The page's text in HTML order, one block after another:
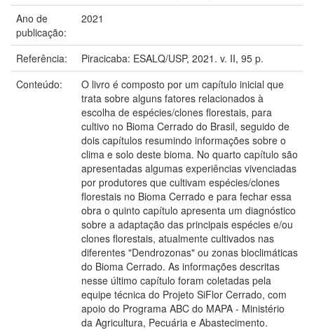
Ano de
publicação:
2021
Referência:
Piracicaba: ESALQ/USP, 2021. v. II, 95 p.
Conteúdo:
O livro é composto por um capítulo inicial que
trata sobre alguns fatores relacionados à
escolha de espécies/clones florestais, para
cultivo no Bioma Cerrado do Brasil, seguido de
dois capítulos resumindo informações sobre o
clima e solo deste bioma. No quarto capítulo são
apresentadas algumas experiências vivenciadas
por produtores que cultivam espécies/clones
florestais no Bioma Cerrado e para fechar essa
obra o quinto capítulo apresenta um diagnóstico
sobre a adaptação das principais espécies e/ou
clones florestais, atualmente cultivados nas
diferentes "Dendrozonas" ou zonas bioclimáticas
do Bioma Cerrado. As informações descritas
nesse último capítulo foram coletadas pela
equipe técnica do Projeto SiFlor Cerrado, com
apoio do Programa ABC do MAPA - Ministério
da Agricultura, Pecuária e Abastecimento.